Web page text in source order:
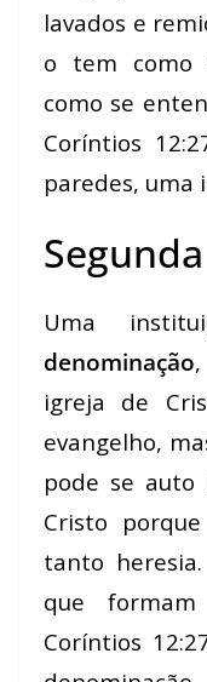
lavados e
o tem como
como se
Coríntios
paredes, uma
Segunda
Uma
denominação
igreja de
evangelho,
pode se
Cristo
tanto
que
Coríntios